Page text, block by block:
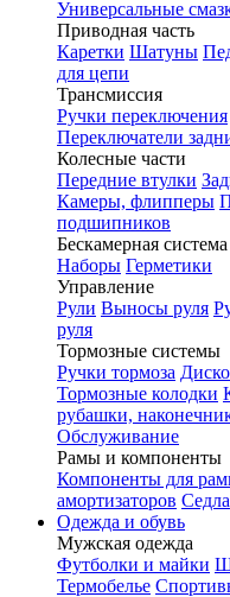
Универсальные
Приводная часть
Каретки Шатуны
для цепи
Трансмиссия
Ручки переключения
Переключатели
Колесные части
Передние втулки
Камеры, флипперы
подшипников
Бескамерная система
Наборы Герметики
Управление
Рули Выносы руля
руля
Тормозные системы
Ручки тормоза
Тормозные колодки
рубашки,
Обслуживание
Рамы и компоненты
Компоненты для
амортизаторов Седла
Одежда и обувь
Мужская одежда
Футболки и майки
Термобелье